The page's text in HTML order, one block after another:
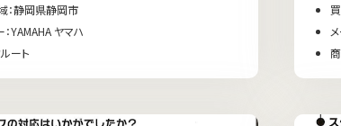
：静岡県静岡市
：YAMAHA ヤマハ
ート